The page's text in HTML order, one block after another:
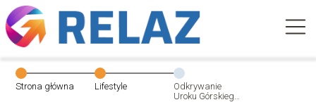
Strona główna Lifestyle
Odkrywanie
Uroku Górskiego